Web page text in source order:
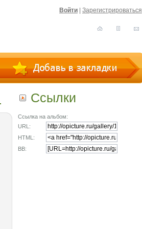
Войти Зарегистрироваться
Ссылки
Ссылка на альбом:
URL:
HTML:
BB: